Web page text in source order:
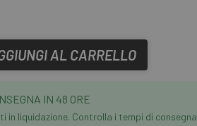
AL CARRELLO
IN 48 ORE
in liquidazione. Controlla i tempi di consegna